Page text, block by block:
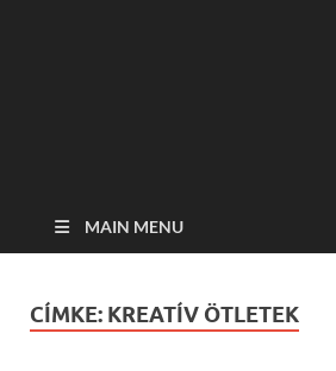
MAIN MENU
CÍMKE: KREATÍV ÖTLETEK